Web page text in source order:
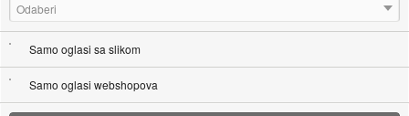
Odaberi
Samo oglasi sa slikom
Samo oglasi webshopova